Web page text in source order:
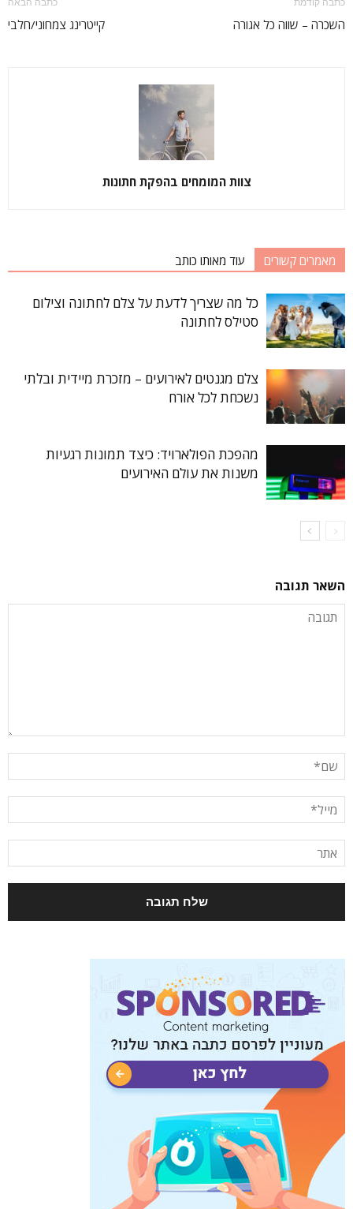
כתבה קודמת
השכרה – שווה כל אגורה
כתבה הבאה
קייטרינג צמחוני/חלבי
צוות המומחים בהפקת חתונות
מאמרים קשורים עוד מאותו כותב
כל מה שצריך לדעת על צלם לחתונה וצילום
סטילס לחתונה
צלם מגנטים לאירועים – מזכרת מיידית ובלתי
נשכחת לכל אורח
מהפכת הפולארויד: כיצד תמונות רגעיות
משנות את עולם האירועים
השאר תגובה